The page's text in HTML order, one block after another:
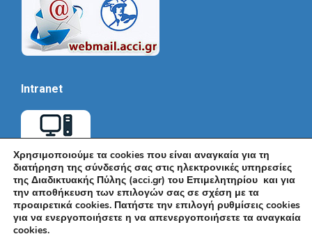
Intranet
Χρησιμοποιούμε τα cookies που είναι αναγκαία για τη
διατήρηση της σύνδεσής σας στις ηλεκτρονικές υπηρεσίες
της Διαδικτυακής Πύλης (acci.gr) του Επιμελητηρίου και για
την αποθήκευση των επιλογών σας σε σχέση με τα
προαιρετικά cookies. Πατήστε την επιλογή ρυθμίσεις cookies
για να ενεργοποιήσετε η να απενεργοποιήσετε τα αναγκαία
cookies.